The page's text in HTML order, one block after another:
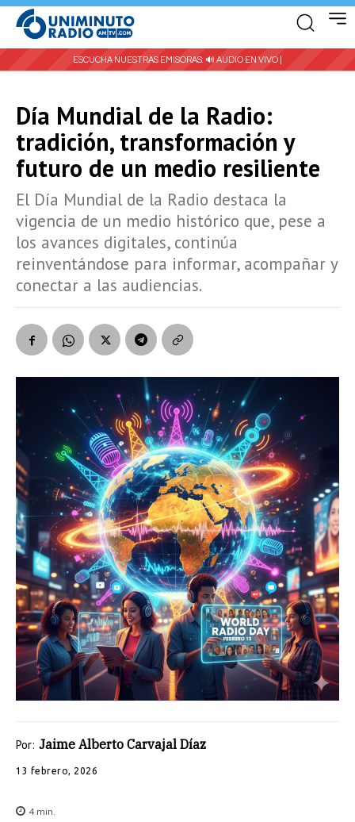
ESCUCHA NUESTRAS EMISORAS: 🔊 AUDIO EN VIVO |
Día Mundial de la Radio:
tradición, transformación y
futuro de un medio resiliente
El Día Mundial de la Radio destaca la
vigencia de un medio histórico que, pese a
los avances digitales, continúa
reinventándose para informar, acompañar y
conectar a las audiencias.
Por: Jaime Alberto Carvajal Díaz
13 febrero, 2026
4 min.